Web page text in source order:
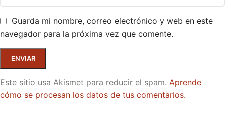
Guarda mi nombre, correo electrónico y web en este
navegador para la próxima vez que comente.
Este sitio usa Akismet para reducir el spam. Aprende
cómo se procesan los datos de tus comentarios.